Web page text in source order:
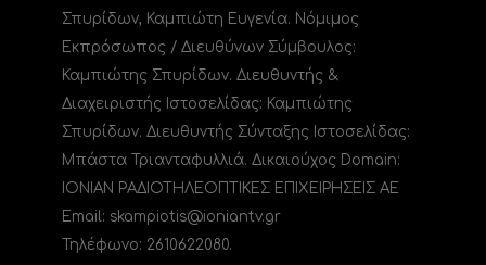
Σπυρίδων, Καμπιώτη Ευγενία. Νόμιμος
Εκπρόσωπος / Διευθύνων Σύμβουλος:
Καμπιώτης Σπυρίδων. Διευθυντής &
Διαχειριστής Ιστοσελίδας: Καμπιώτης
Σπυρίδων. Διευθυντής Σύνταξης Ιστοσελίδας:
Μπάστα Τριανταφυλλιά. Δικαιούχος Domain:
ΙΟΝΙΑΝ ΡΑΔΙΟΤΗΛΕΟΠΤΙΚΕΣ ΕΠΙΧΕΙΡΗΣΕΙΣ ΑΕ
Email: skampiotis@ioniantv.gr
Τηλέφωνο: 2610622080.